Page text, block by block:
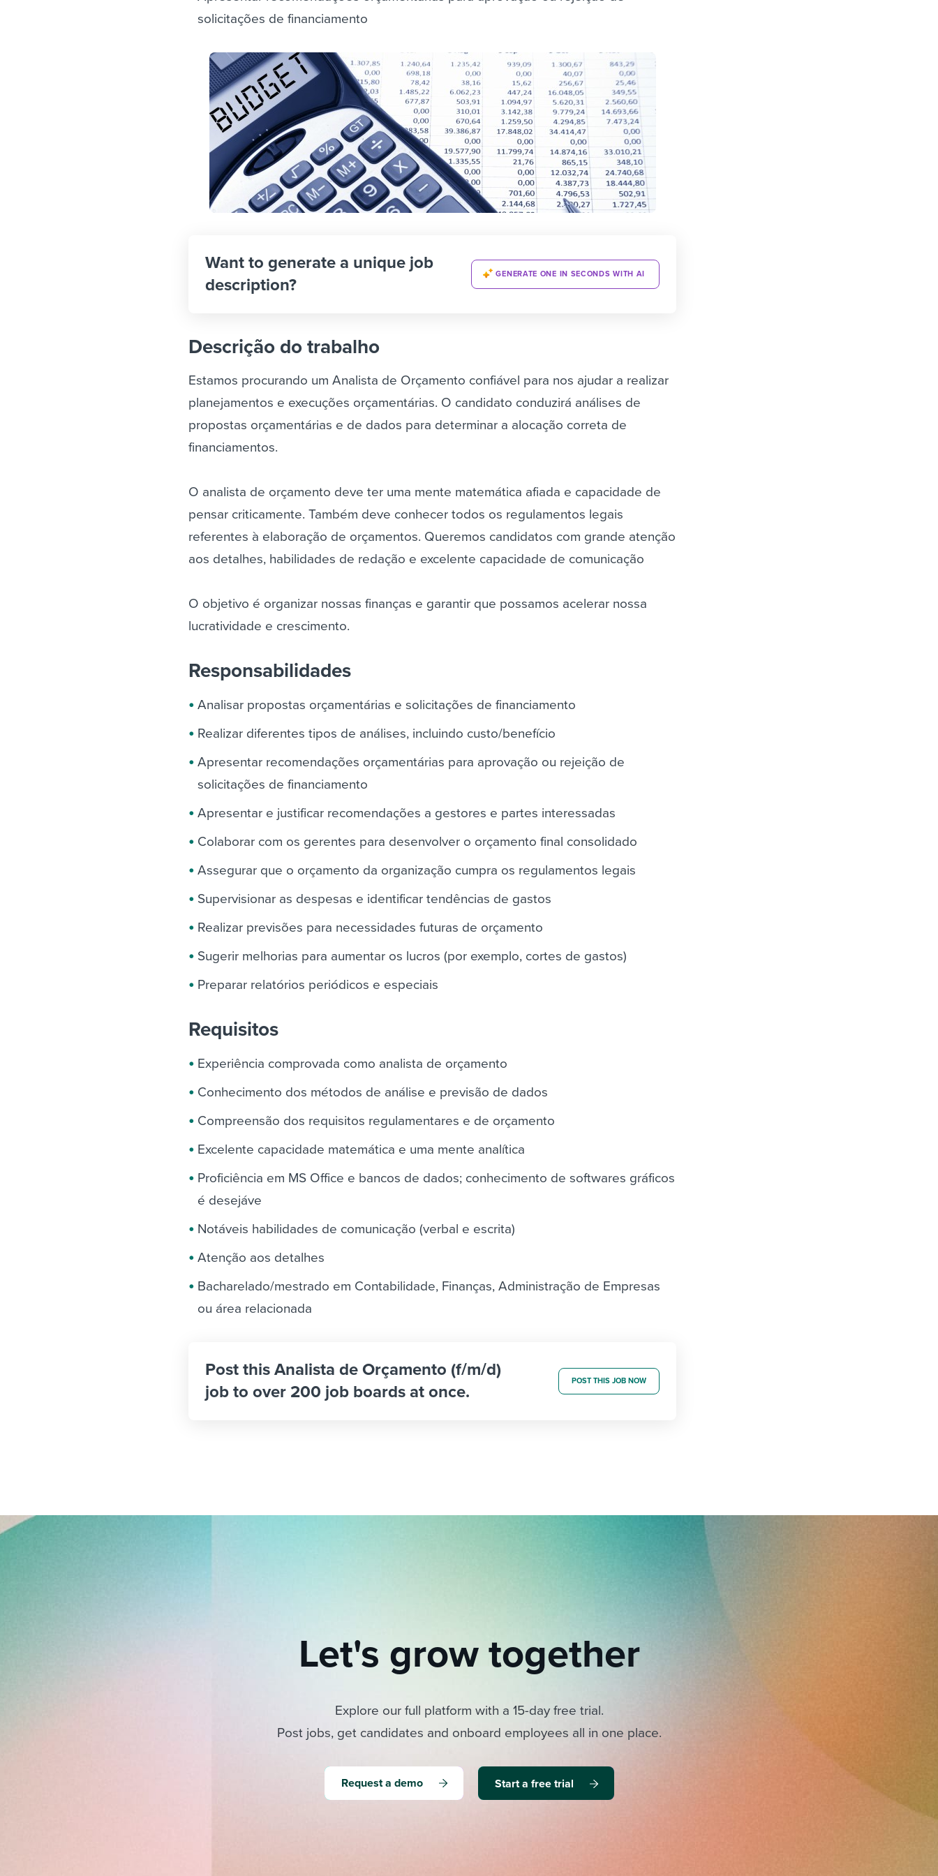
solicitações de financiamento
Want to generate a unique job
description?
GENERATE ONE IN SECONDS WITH AI
Descrição do trabalho
Estamos procurando um Analista de Orçamento confiável para nos ajudar a realizar
planejamentos e execuções orçamentárias. O candidato conduzirá análises de
propostas orçamentárias e de dados para determinar a alocação correta de
financiamentos.
O analista de orçamento deve ter uma mente matemática afiada e capacidade de
pensar criticamente. Também deve conhecer todos os regulamentos legais
referentes à elaboração de orçamentos. Queremos candidatos com grande atenção
aos detalhes, habilidades de redação e excelente capacidade de comunicação
O objetivo é organizar nossas finanças e garantir que possamos acelerar nossa
lucratividade e crescimento.
Responsabilidades
Analisar propostas orçamentárias e solicitações de financiamento
Realizar diferentes tipos de análises, incluindo custo/benefício
Apresentar recomendações orçamentárias para aprovação ou rejeição de
solicitações de financiamento
Apresentar e justificar recomendações a gestores e partes interessadas
Colaborar com os gerentes para desenvolver o orçamento final consolidado
Assegurar que o orçamento da organização cumpra os regulamentos legais
Supervisionar as despesas e identificar tendências de gastos
Realizar previsões para necessidades futuras de orçamento
Sugerir melhorias para aumentar os lucros (por exemplo, cortes de gastos)
Preparar relatórios periódicos e especiais
Requisitos
Experiência comprovada como analista de orçamento
Conhecimento dos métodos de análise e previsão de dados
Compreensão dos requisitos regulamentares e de orçamento
Excelente capacidade matemática e uma mente analítica
Proficiência em MS Office e bancos de dados; conhecimento de softwares gráficos
é desejáve
Notáveis habilidades de comunicação (verbal e escrita)
Atenção aos detalhes
Bacharelado/mestrado em Contabilidade, Finanças, Administração de Empresas
ou área relacionada
Post this Analista de Orçamento (f/m/d)
job to over 200 job boards at once.
POST THIS JOB NOW
Let's grow together
Explore our full platform with a 15-day free trial.
Post jobs, get candidates and onboard employees all in one place.
Request a demo Start a free trial